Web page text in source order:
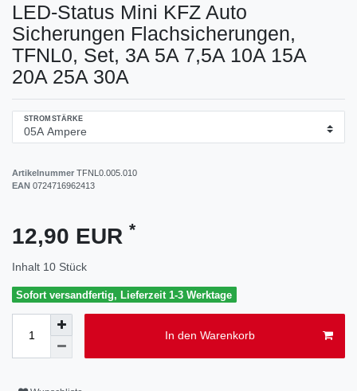
LED-Status Mini KFZ Auto
Sicherungen Flachsicherungen,
TFNL0, Set, 3A 5A 7,5A 10A 15A
20A 25A 30A
STROMSTÄRKE
Artikelnummer TFNL0.005.010
EAN 0724716962413
12,90 EUR *
Inhalt 10 Stück
Sofort versandfertig, Lieferzeit 1-3 Werktage
In den Warenkorb